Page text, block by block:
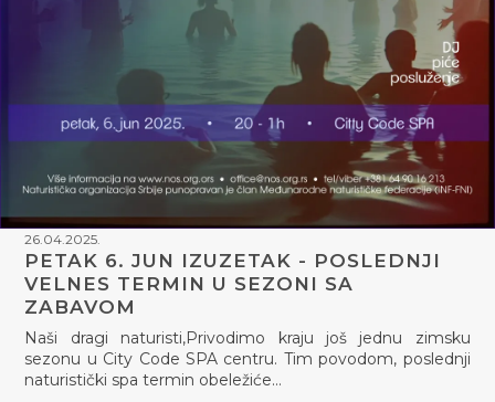
26.04.2025.
PETAK 6. JUN IZUZETAK - POSLEDNJI
VELNES TERMIN U SEZONI SA
ZABAVOM
Naši dragi naturisti,Privodimo kraju još jednu zimsku
sezonu u City Code SPA centru. Tim povodom, poslednji
naturistički spa termin obeležiće…